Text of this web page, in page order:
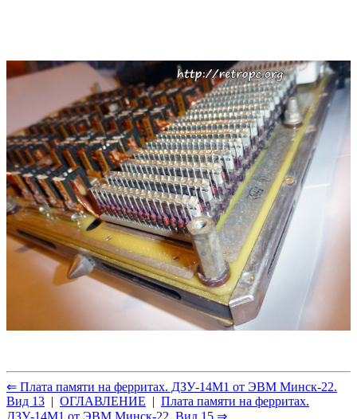
⇐ Плата памяти на ферритах. ДЗУ-14М1 от ЭВМ Минск-22.
Вид 13
ОГЛАВЛЕНИЕ
Плата памяти на ферритах.